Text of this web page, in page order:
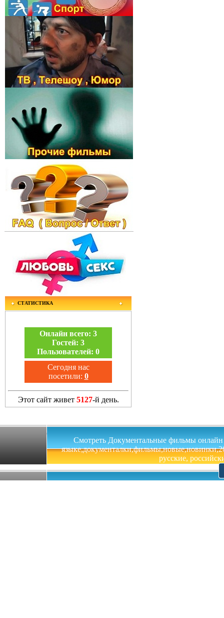
СТАТИСТИКА
Онлайн всего: 3
Гостей: 3
Пользователей: 0
Сегодня нас
посетили: 0
Этот сайт живет 5127-й день.
Смотреть Документальные фильмы онлайн
русские,